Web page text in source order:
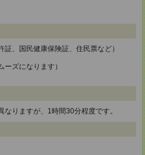
証、国民健康保険証、住民票など）
ーズになります）
りますが、1時間30分程度です。